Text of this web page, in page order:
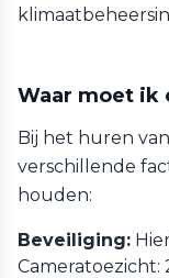
Waar moet ik
Bij het huren
verschillende
houden:
Beveiliging:
Cameratoezicht: